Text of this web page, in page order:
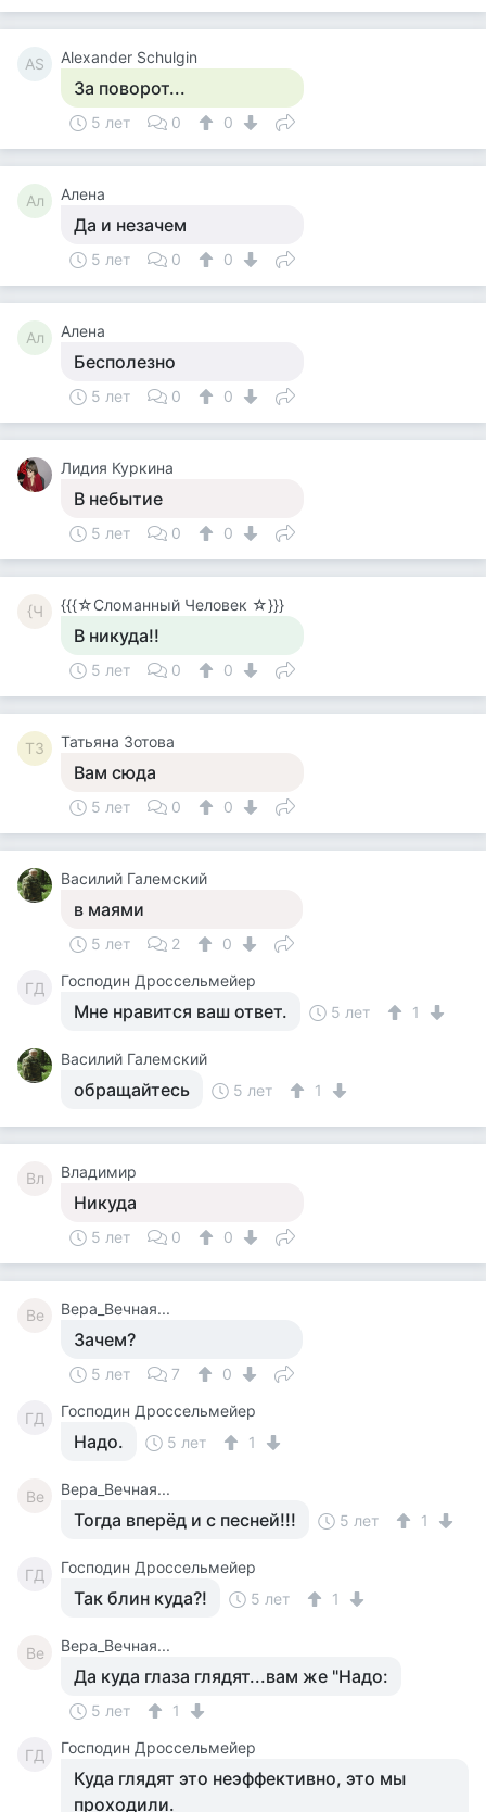
AS Alexander Schulgin
За поворот...
5 лет 0 0
Ал Алена
Да и незачем
5 лет 0 0
Ал Алена
Бесполезно
5 лет 0 0
Лидия Куркина
В небытие
5 лет 0 0
{Ч {{{☆Сломанный Человек ☆}}}
В никуда!!
5 лет 0 0
ТЗ Татьяна Зотова
Вам сюда
5 лет 0 0
Василий Галемский
в маями
5 лет 2 0
ГД Господин Дроссельмейер
Мне нравится ваш ответ. 5 лет 1
Василий Галемский
обращайтесь 5 лет 1
Вл Владимир
Никуда
5 лет 0 0
Ве Вера_Вечная...
Зачем?
5 лет 7 0
ГД Господин Дроссельмейер
Надо. 5 лет 1
Ве Вера_Вечная...
Тогда вперёд и с песней!!! 5 лет 1
ГД Господин Дроссельмейер
Так блин куда?! 5 лет 1
Ве Вера_Вечная...
Да куда глаза глядят...вам же "Надо:
5 лет 1
ГД Господин Дроссельмейер
Куда глядят это неэффективно, это мы
проходили.